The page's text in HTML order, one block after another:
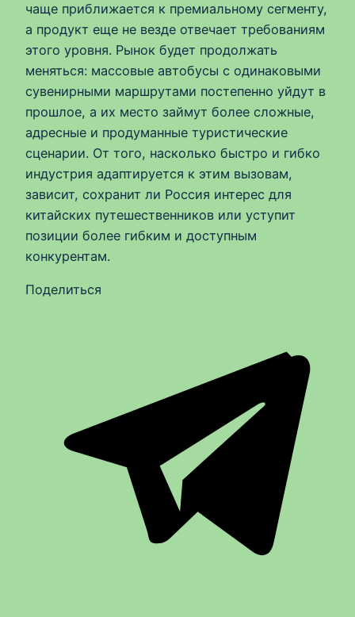
чаще приближается к премиальному сегменту,
а продукт еще не везде отвечает требованиям
этого уровня. Рынок будет продолжать
меняться: массовые автобусы с одинаковыми
сувенирными маршрутами постепенно уйдут в
прошлое, а их место займут более сложные,
адресные и продуманные туристические
сценарии. От того, насколько быстро и гибко
индустрия адаптируется к этим вызовам,
зависит, сохранит ли Россия интерес для
китайских путешественников или уступит
позиции более гибким и доступным
конкурентам.
Поделиться